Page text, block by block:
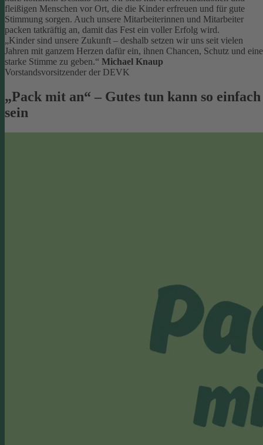
fleißigen Menschen vor Ort, die die Kinder erfreuen und für gute
Stimmung sorgen. Auch unsere Mitarbeiterinnen und Mitarbeiter
packen tatkräftig an, damit das Fest ein voller Erfolg wird.
„Kinder sind unsere Zukunft – deshalb setzen wir uns seit vielen
Jahren mit ganzem Herzen dafür ein, ihnen Chancen, Schutz und eine
starke Stimme zu geben.“ Michael Knaup
Vorstandsvorsitzender der DEVK
„Pack mit an“ – Gutes tun kann so einfach
sein